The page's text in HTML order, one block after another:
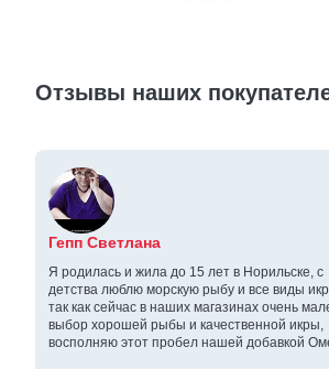
Отзывы наших
Гепп Светлана
Я родилась и жила до 15 лет в Норильске, с
детства люблю морскую рыбу и все виды
так как сейчас в наших магазинах очень
выбор хорошей рыбы и качественной икры,
восполняю этот пробел нашей добавкой